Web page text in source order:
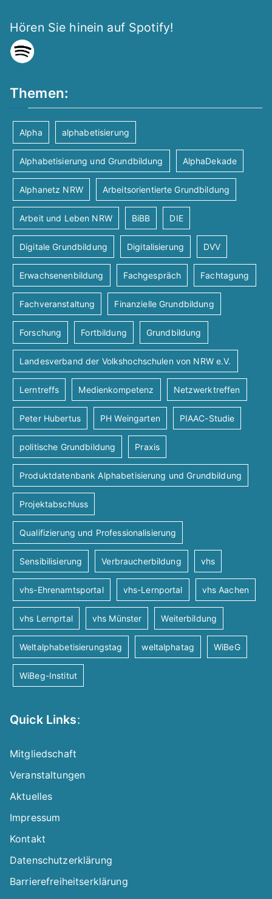
Hören Sie hinein auf Spotify!
Themen:
Alpha alphabetisierung
Alphabetisierung und Grundbildung AlphaDekade
Alphanetz NRW Arbeitsorientierte Grundbildung
Arbeit und Leben NRW BiBB DIE
Digitale Grundbildung Digitalisierung DVV
Erwachsenenbildung Fachgespräch Fachtagung
Fachveranstaltung Finanzielle Grundbildung
Forschung Fortbildung Grundbildung
Landesverband der Volkshochschulen von NRW e.V.
Lerntreffs Medienkompetenz Netzwerktreffen
Peter Hubertus PH Weingarten PIAAC-Studie
politische Grundbildung Praxis
Produktdatenbank Alphabetisierung und Grundbildung
Projektabschluss
Qualifizierung und Professionalisierung
Sensibilisierung Verbraucherbildung vhs
vhs-Ehrenamtsportal vhs-Lernportal vhs Aachen
vhs Lernprtal vhs Münster Weiterbildung
Weltalphabetisierungstag weltalphatag WiBeG
WiBeg-Institut
Quick Links:
Mitgliedschaft
Veranstaltungen
Aktuelles
Impressum
Kontakt
Datenschutzerklärung
Barrierefreiheitserklärung